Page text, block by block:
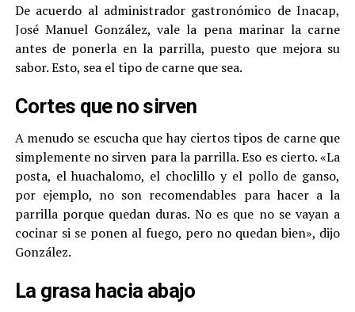
De acuerdo al administrador gastronómico de Inacap,
José Manuel González, vale la pena marinar la carne
antes de ponerla en la parrilla, puesto que mejora su
sabor. Esto, sea el tipo de carne que sea.
Cortes que no sirven
A menudo se escucha que hay ciertos tipos de carne que
simplemente no sirven para la parrilla. Eso es cierto. «La
posta, el huachalomo, el choclillo y el pollo de ganso,
por ejemplo, no son recomendables para hacer a la
parrilla porque quedan duras. No es que no se vayan a
cocinar si se ponen al fuego, pero no quedan bien», dijo
González.
La grasa hacia abajo